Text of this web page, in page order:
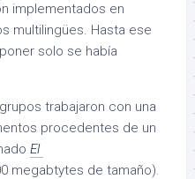
implementados en
multilingües. Hasta ese
solo se había
trabajaron con una
procedentes de un
El
megabtytes de tamaño).